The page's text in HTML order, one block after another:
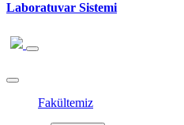
Laboratuvar Sistemi
Fakültemiz